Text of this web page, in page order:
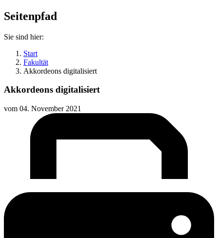
Seitenpfad
Sie sind hier:
Start
Fakultät
Akkordeons digitalisiert
Akkordeons digitalisiert
vom 04. November 2021